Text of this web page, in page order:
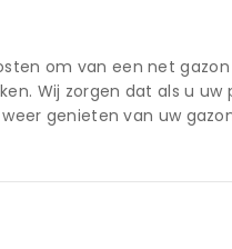
om van een net
Wij zorgen dat als u
genieten van uw